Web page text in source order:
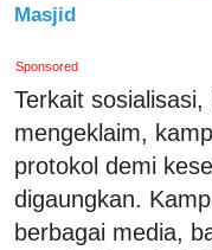
Masjid
Sponsored
Terkait
mengeklaim,
protokol demi
digaungkan.
berbagai media,